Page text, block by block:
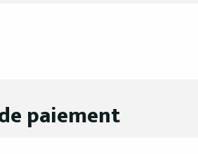
paiement